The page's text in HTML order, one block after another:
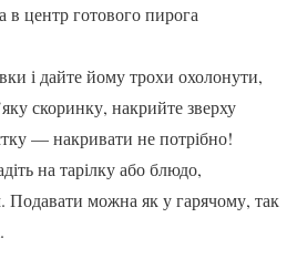
центр готового пирога
і дайте йому трохи охолонути,
скоринку, накрийте зверху
— накривати не потрібно!
на тарілку або блюдо,
Подавати можна як у гарячому, так